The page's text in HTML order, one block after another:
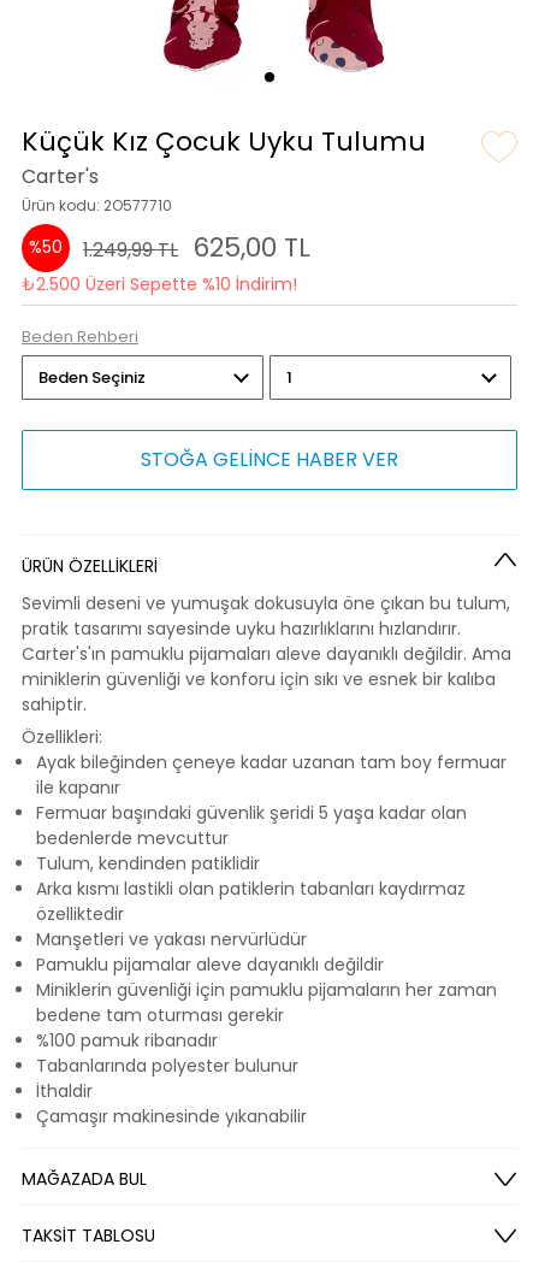
Küçük Kız Çocuk Uyku Tulumu
Carter's
Ürün kodu: 2O577710
%50 1.249,99 TL 625,00 TL
₺2.500 Üzeri Sepette %10 İndirim!
Beden Rehberi
STOĞA GELİNCE HABER VER
ÜRÜN ÖZELLİKLERİ
Sevimli deseni ve yumuşak dokusuyla öne çıkan bu tulum,
pratik tasarımı sayesinde uyku hazırlıklarını hızlandırır.
Carter's'ın pamuklu pijamaları aleve dayanıklı değildir. Ama
miniklerin güvenliği ve konforu için sıkı ve esnek bir kalıba
sahiptir.
Özellikleri:
Ayak bileğinden çeneye kadar uzanan tam boy fermuar
ile kapanır
Fermuar başındaki güvenlik şeridi 5 yaşa kadar olan
bedenlerde mevcuttur
Tulum, kendinden patiklidir
Arka kısmı lastikli olan patiklerin tabanları kaydırmaz
özelliktedir
Manşetleri ve yakası nervürlüdür
Pamuklu pijamalar aleve dayanıklı değildir
Miniklerin güvenliği için pamuklu pijamaların her zaman
bedene tam oturması gerekir
%100 pamuk ribanadır
Tabanlarında polyester bulunur
İthaldir
Çamaşır makinesinde yıkanabilir
MAĞAZADA BUL
TAKSİT TABLOSU